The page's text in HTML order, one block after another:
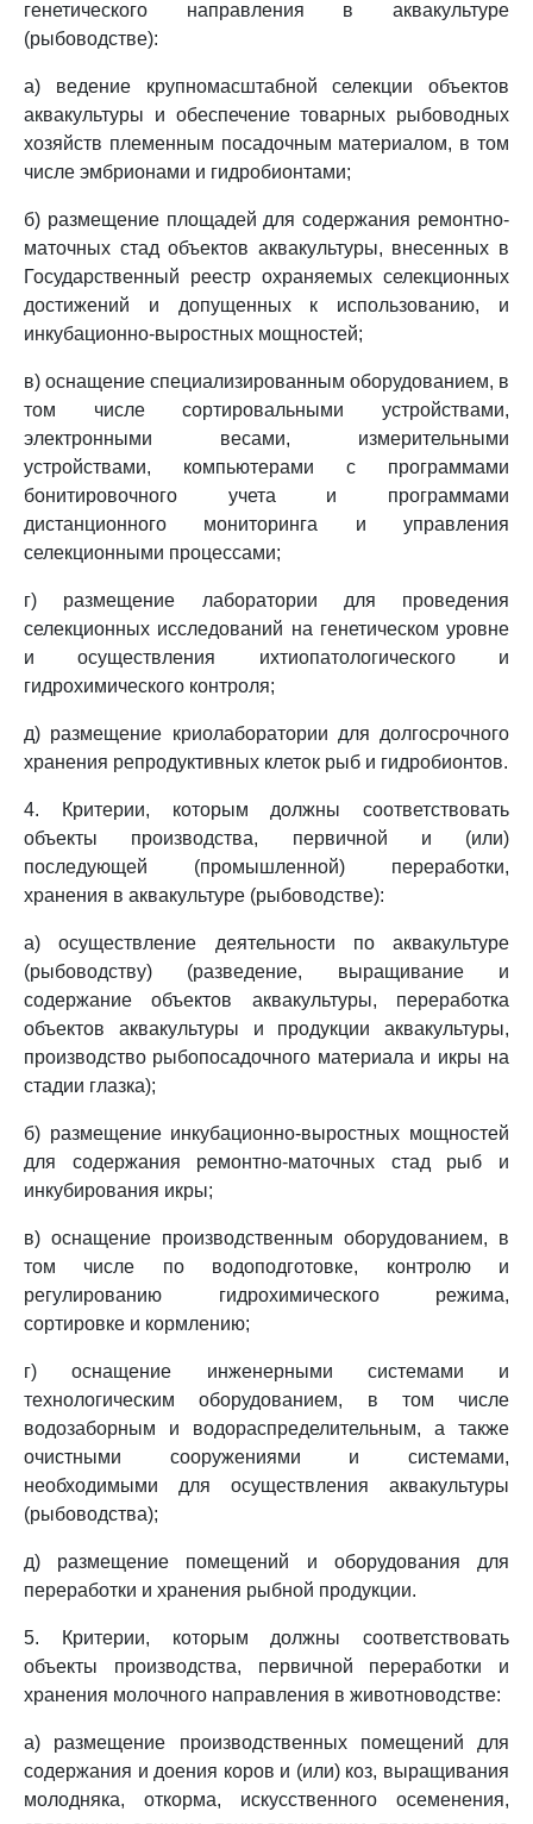
генетического направления в аквакультуре
(рыбоводстве):
а) ведение крупномасштабной селекции объектов
аквакультуры и обеспечение товарных рыбоводных
хозяйств племенным посадочным материалом, в том
числе эмбрионами и гидробионтами;
б) размещение площадей для содержания ремонтно-
маточных стад объектов аквакультуры, внесенных в
Государственный реестр охраняемых селекционных
достижений и допущенных к использованию, и
инкубационно-выростных мощностей;
в) оснащение специализированным оборудованием, в
том числе сортировальными устройствами,
электронными весами, измерительными
устройствами, компьютерами с программами
бонитировочного учета и программами
дистанционного мониторинга и управления
селекционными процессами;
г) размещение лаборатории для проведения
селекционных исследований на генетическом уровне
и осуществления ихтиопатологического и
гидрохимического контроля;
д) размещение криолаборатории для долгосрочного
хранения репродуктивных клеток рыб и гидробионтов.
4. Критерии, которым должны соответствовать
объекты производства, первичной и (или)
последующей (промышленной) переработки,
хранения в аквакультуре (рыбоводстве):
а) осуществление деятельности по аквакультуре
(рыбоводству) (разведение, выращивание и
содержание объектов аквакультуры, переработка
объектов аквакультуры и продукции аквакультуры,
производство рыбопосадочного материала и икры на
стадии глазка);
б) размещение инкубационно-выростных мощностей
для содержания ремонтно-маточных стад рыб и
инкубирования икры;
в) оснащение производственным оборудованием, в
том числе по водоподготовке, контролю и
регулированию гидрохимического режима,
сортировке и кормлению;
г) оснащение инженерными системами и
технологическим оборудованием, в том числе
водозаборным и водораспределительным, а также
очистными сооружениями и системами,
необходимыми для осуществления аквакультуры
(рыбоводства);
д) размещение помещений и оборудования для
переработки и хранения рыбной продукции.
5. Критерии, которым должны соответствовать
объекты производства, первичной переработки и
хранения молочного направления в животноводстве:
а) размещение производственных помещений для
содержания и доения коров и (или) коз, выращивания
молодняка, откорма, искусственного осеменения,